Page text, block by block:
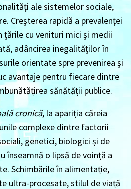
ale sistemelor sociale,
Creșterea rapidă a prevalenței
cu venituri mici și medii
adâncirea inegalităților în
orientate spre prevenirea și
avantaje pentru fiecare dintre
sănătății publice.
cronică, la apariția căreia
complexe dintre factorii
genetici, biologici și de
înseamnă o lipsă de voință a
Schimbările în alimentație,
ultra-procesate, stilul de viață